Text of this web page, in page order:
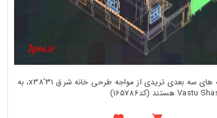
دانلود نقشه خانه های سه بعدی تریدی از مواجه طرحی خانه شرق 31'x38، به